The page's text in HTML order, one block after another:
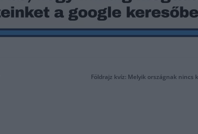
Földrajz kvíz: Melyik országnak nincs